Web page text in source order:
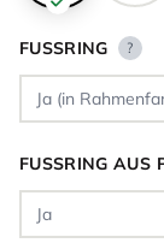
FUSSRING ?
FUSSRING AUS